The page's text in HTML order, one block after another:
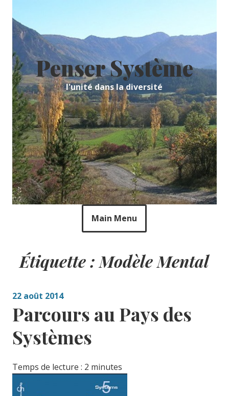
content
Penser Système
l'unité dans la diversité
Main Menu
Étiquette :Modèle Mental
22 août 2014
Parcours au Pays des
Systèmes
Temps de lecture : 2 minutes